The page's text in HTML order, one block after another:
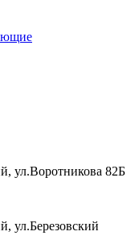
ул.Воротникова 82Б
ул.Березовский